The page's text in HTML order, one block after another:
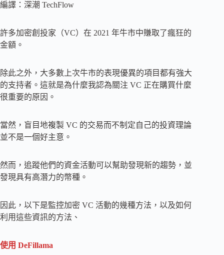
編譯：深潮 TechFlow
許多加密創投家（VC）在 2021 年牛市中賺取了瘋狂的
金額。
除此之外，大多數上次牛市的表現優異的項目都有強大
的支持者。這就是為什麼我認為關注 VC 正在購買什麼
很重要的原因。
當然，盲目地複製 VC 的交易而不制定自己的投資理論
並不是一個好主意。
然而，追蹤他們的資金活動可以幫助發現新的趨勢，並
發現具有高潛力的幣種。
因此，以下是監控加密 VC 活動的幾種方法，以及如何
利用這些資訊的方法、
使用 DeFillama